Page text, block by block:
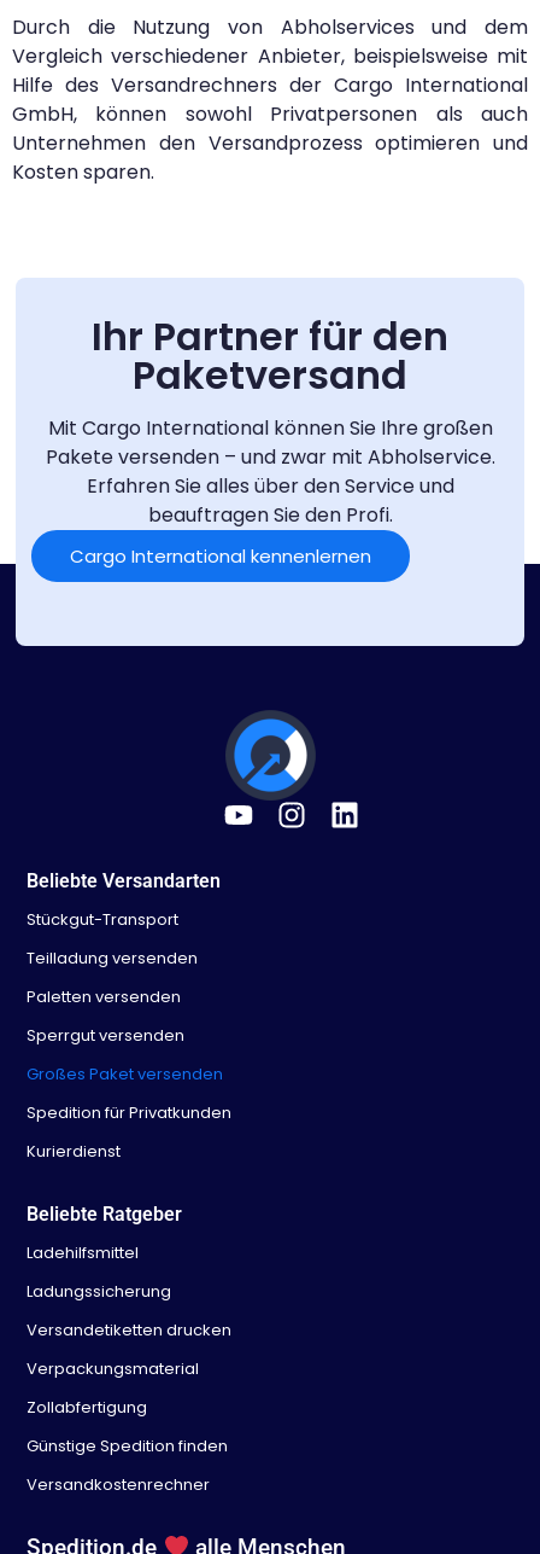
Durch die Nutzung von Abholservices und dem
Vergleich verschiedener Anbieter, beispielsweise mit
Hilfe des Versandrechners der Cargo International
GmbH, können sowohl Privatpersonen als auch
Unternehmen den Versandprozess optimieren und
Kosten sparen.
Ihr Partner für den
Paketversand
Mit Cargo International können Sie Ihre großen
Pakete versenden – und zwar mit Abholservice.
Erfahren Sie alles über den Service und
beauftragen Sie den Profi.
Cargo International kennenlernen
Beliebte Versandarten
Stückgut-Transport
Teilladung versenden
Paletten versenden
Sperrgut versenden
Großes Paket versenden
Spedition für Privatkunden
Kurierdienst
Beliebte Ratgeber
Ladehilfsmittel
Ladungssicherung
Versandetiketten drucken
Verpackungsmaterial
Zollabfertigung
Günstige Spedition finden
Versandkostenrechner
Spedition.de alle Menschen